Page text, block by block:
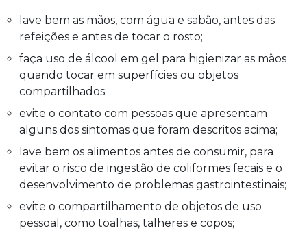
lave bem as mãos, com água e sabão, antes das
refeições e antes de tocar o rosto;
faça uso de álcool em gel para higienizar as mãos
quando tocar em superfícies ou objetos
compartilhados;
evite o contato com pessoas que apresentam
alguns dos sintomas que foram descritos acima;
lave bem os alimentos antes de consumir, para
evitar o risco de ingestão de coliformes fecais e o
desenvolvimento de problemas gastrointestinais;
evite o compartilhamento de objetos de uso
pessoal, como toalhas, talheres e copos;